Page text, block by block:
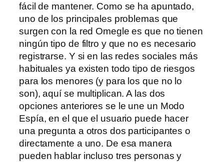
fácil de mantener. Como se ha apuntado,
uno de los principales problemas que
surgen con la red Omegle es que no tienen
ningún tipo de filtro y que no es necesario
registrarse. Y si en las redes sociales más
habituales ya existen todo tipo de riesgos
para los menores (y para los que no lo
son), aquí se multiplican. A las dos
opciones anteriores se le une un Modo
Espía, en el que el usuario puede hacer
una pregunta a otros dos participantes o
directamente a uno. De esa manera
pueden hablar incluso tres personas y